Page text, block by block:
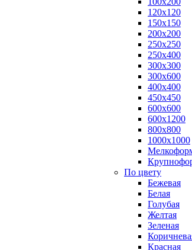
120х120
150х150
200х200
250х250
250х400
300х300
300х600
400х400
450х450
600х600
600х1200
800х800
1000х1000
По цвету
Бежевая
Белая
Голубая
Желтая
Зеленая
Красная